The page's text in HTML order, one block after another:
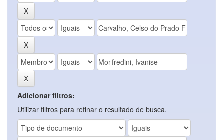
Adicionar filtros:
Utilizar filtros para refinar o resultado de busca.